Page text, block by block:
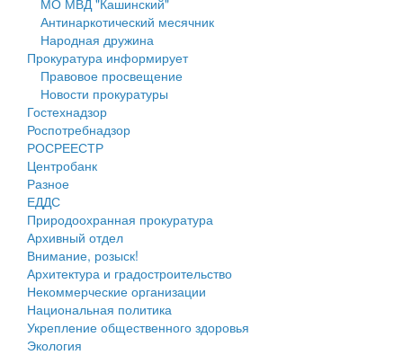
Правила землепользования и застройки
Генеральные планы
Проекты планировки территории
Собрание депутатов
Городское поселение
Сельские поселения
Антинаркотический месячник
Народная дружина
Прокуратура информирует
Правовое просвещение
Новости прокуратуры
Гостехнадзор
Роспотребнадзор
РОСРЕЕСТР
Центробанк
Разное
ЕДДС
Природоохранная прокуратура
Архивный отдел
Внимание, розыск!
Архитектура и градостроительство
Некоммерческие организации
Национальная политика
Укрепление общественного здоровья
Экология